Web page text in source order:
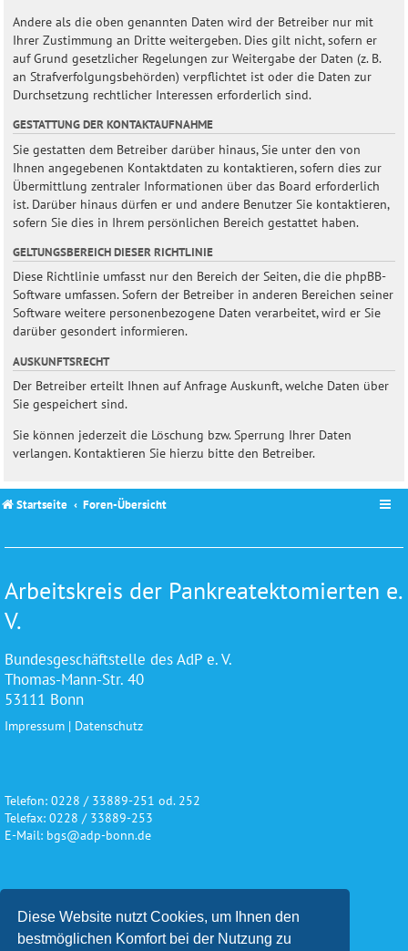
Diese Website nutzt Cookies, um Ihnen den
bestmöglichen Komfort bei der Nutzung zu
Andere als die oben genannten Daten wird der Betreiber nur mit
Ihrer Zustimmung an Dritte weitergeben. Dies gilt nicht, sofern er
auf Grund gesetzlicher Regelungen zur Weitergabe der Daten (z. B.
an Strafverfolgungsbehörden) verpflichtet ist oder die Daten zur
Durchsetzung rechtlicher Interessen erforderlich sind.
GESTATTUNG DER KONTAKTAUFNAHME
Sie gestatten dem Betreiber darüber hinaus, Sie unter den von
Ihnen angegebenen Kontaktdaten zu kontaktieren, sofern dies zur
Übermittlung zentraler Informationen über das Board erforderlich
ist. Darüber hinaus dürfen er und andere Benutzer Sie kontaktieren,
sofern Sie dies in Ihrem persönlichen Bereich gestattet haben.
GELTUNGSBEREICH DIESER RICHTLINIE
Diese Richtlinie umfasst nur den Bereich der Seiten, die die phpBB-
Software umfassen. Sofern der Betreiber in anderen Bereichen seiner
Software weitere personenbezogene Daten verarbeitet, wird er Sie
darüber gesondert informieren.
AUSKUNFTSRECHT
Der Betreiber erteilt Ihnen auf Anfrage Auskunft, welche Daten über
Sie gespeichert sind.
Sie können jederzeit die Löschung bzw. Sperrung Ihrer Daten
verlangen. Kontaktieren Sie hierzu bitte den Betreiber.
Startseite Foren-Übersicht
Arbeitskreis der Pankreatektomierten e.
V.
Bundesgeschäftstelle des AdP e. V.
Thomas-Mann-Str. 40
53111 Bonn
Impressum | Datenschutz
Telefon: 0228 / 33889-251 od. 252
Telefax: 0228 / 33889-253
E-Mail: bgs@adp-bonn.de
Wir danken für die freundliche
Unterstützung und Förderung